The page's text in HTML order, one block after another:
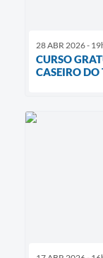
28 ABR 2026 -
CURSO
CASEIRO DO